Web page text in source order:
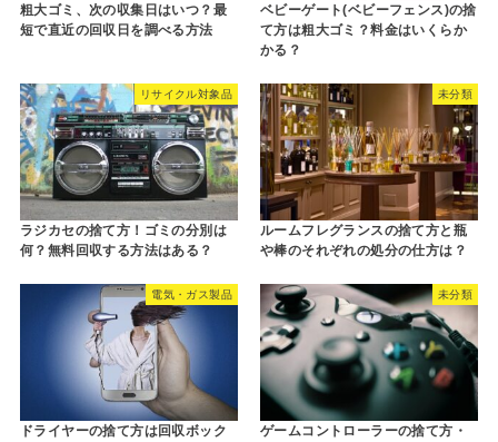
粗大ゴミ、次の収集日はいつ？最
短で直近の回収日を調べる方法
ベビーゲート(ベビーフェンス)の捨
て方は粗大ゴミ？料金はいくらか
かる？
リサイクル対象品
ラジカセの捨て方！ゴミの分別は
何？無料回収する方法はある？
未分類
ルームフレグランスの捨て方と瓶
や棒のそれぞれの処分の仕方は？
電気・ガス製品
ドライヤーの捨て方は回収ボック
未分類
ゲームコントローラーの捨て方・